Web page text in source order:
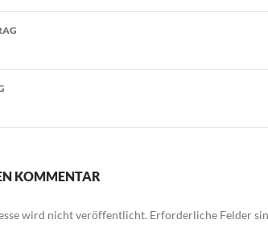
KOMMENTAR
wird nicht veröffentlicht. Erforderliche Felder